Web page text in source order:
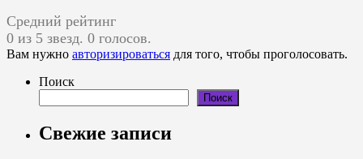
Средний рейтинг
0 из 5 звезд. 0 голосов.
Вам нужно авторизироваться для того, чтобы проголосовать.
Поиск
Поиск
Свежие записи